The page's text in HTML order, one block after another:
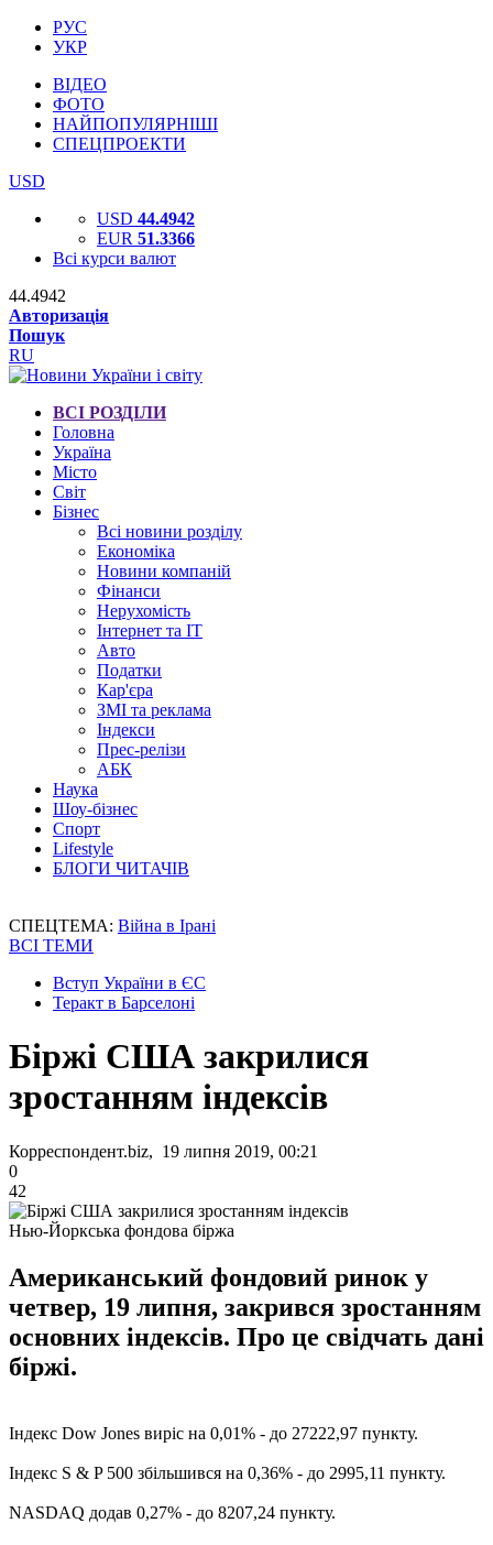
РУС
УКР
ВІДЕО
ФОТО
НАЙПОПУЛЯРНІШІ
СПЕЦПРОЕКТИ
USD
USD 44.4942
EUR 51.3366
Всі курси валют
44.4942
Авторизація
Пошук
RU
ВСІ РОЗДІЛИ
Головна
Україна
Місто
Світ
Бізнес
Всі новини розділу
Економіка
Новини компаній
Фінанси
Нерухомість
Інтернет та IT
Авто
Податки
Кар'єра
ЗМІ та реклама
Індекси
Прес-релізи
АБК
Наука
Шоу-бізнес
Спорт
Lifestyle
БЛОГИ ЧИТАЧІВ
СПЕЦТЕМА: Війна в Ірані
ВСІ ТЕМИ
Вступ України в ЄС
Теракт в Барселоні
Біржі США закрилися
зростанням індексів
Корреспондент.biz, 19 липня 2019, 00:21
0
42
Нью-Йоркська фондова біржа
Американський фондовий ринок у
четвер, 19 липня, закрився зростанням
основних індексів. Про це свідчать дані
біржі.
Індекс Dow Jones виріс на 0,01% - до 27222,97 пункту.
Індекс S & P 500 збільшився на 0,36% - до 2995,11 пункту.
NASDAQ додав 0,27% - до 8207,24 пункту.